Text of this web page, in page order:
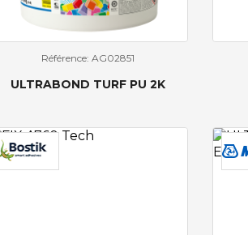
Référence: AG02851
ULTRABOND TURF PU 2K